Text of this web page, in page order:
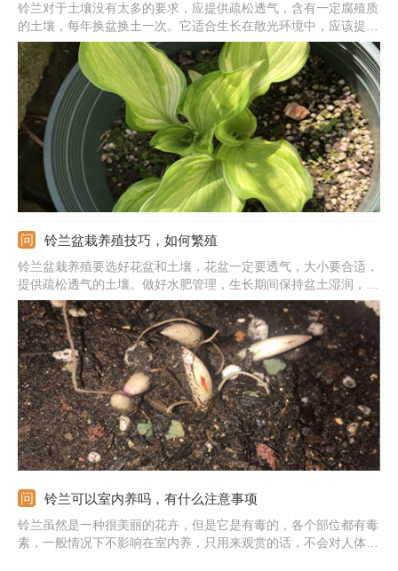
铃兰对于土壤没有太多的要求，应提供疏松透气，含有一定腐殖质
的土壤，每年换盆换土一次。它适合生长在散光环境中，应该提供
柔和的散射光。控制好温度，将温度保持在15-22摄氏度左右。做
好水肥管理，生长期应当及时浇水，种植时应施足基肥，生长期隔
10-15天施次稀薄的饼肥水。
铃兰盆栽养殖技巧，如何繁殖
铃兰盆栽养殖要选好花盆和土壤，花盆一定要透气，大小要合适，
提供疏松透气的土壤。做好水肥管理，生长期间保持盆土湿润，但
是不能积水。施肥保证好，上盆时施足底肥，生长期定期追肥。刚
开始栽种先不要着急见光，之后逐渐见光，养在散光下。适宜生长
的温度在20℃左右，夏季要注意降温，冬季要移到室内。
铃兰可以室内养吗，有什么注意事项
铃兰虽然是一种很美丽的花卉，但是它是有毒的，各个部位都有毒
素，一般情况下不影响在室内养，只用来观赏的话，不会对人体造